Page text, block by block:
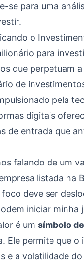
se para uma
o
para
que perpetuam
de
pela
digitais
de entrada que
falando de um
listada na
deve ser
iniciar
é um símbolo
Ele permite que
e a volatilidade